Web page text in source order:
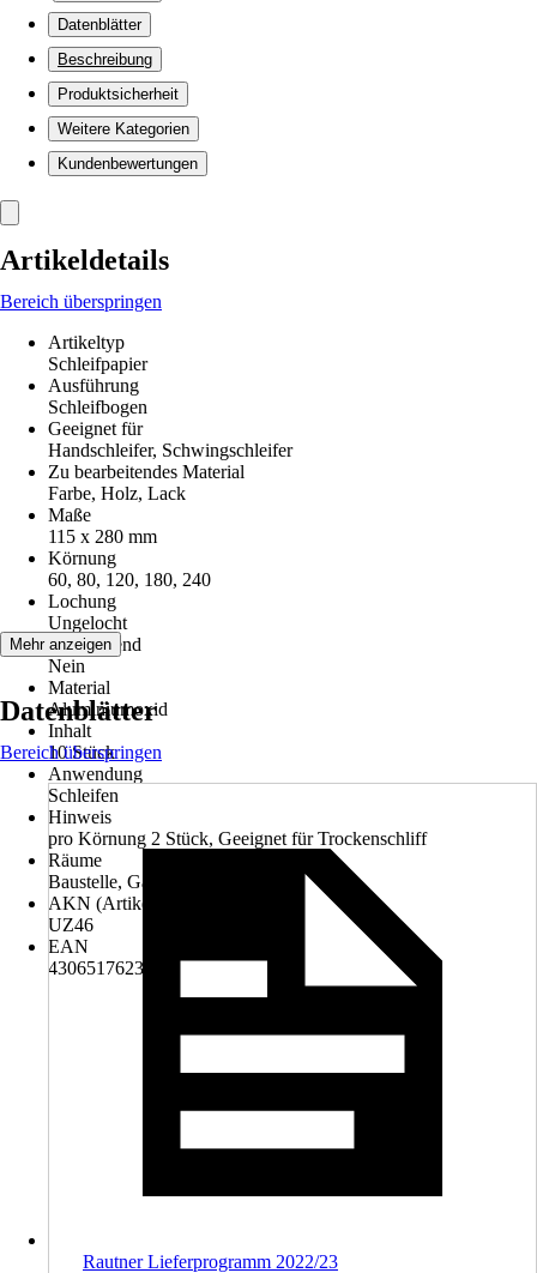
Datenblätter
Beschreibung
Produktsicherheit
Weitere Kategorien
Kundenbewertungen
Artikeldetails
Bereich überspringen
Artikeltyp
Schleifpapier
Ausführung
Schleifbogen
Geeignet für
Handschleifer, Schwingschleifer
Zu bearbeitendes Material
Farbe, Holz, Lack
Maße
115 x 280 mm
Körnung
60, 80, 120, 180, 240
Lochung
Ungelocht
Kletthaftend
Nein
Material
Aluminiumoxid
Inhalt
10 Stück
Anwendung
Schleifen
Hinweis
pro Körnung 2 Stück, Geeignet für Trockenschliff
Räume
Baustelle, Garage, Werkstatt
AKN (Artikelkurznummer)
UZ46
EAN
4306517623760
Mehr anzeigen
Datenblätter
Bereich überspringen
Rautner Lieferprogramm 2022/23